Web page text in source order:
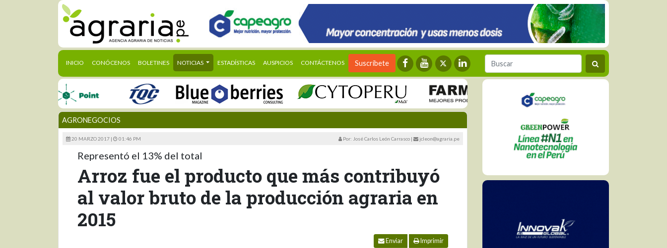
INICIO (CURRENT)
CONÓCENOS BOLETINES NOTICIAS ESTADÍSTICAS AUSPICIOS CONTÁCTENOS Suscríbete
AGRONEGOCIOS
20 MARZO 2017 | 01:46 PM Por: José Carlos León Carrasco | jcleon@agraria.pe
Representó el 13% del total
Arroz fue el producto que más contribuyó
al valor bruto de la producción agraria en
2015
Enviar Imprimir